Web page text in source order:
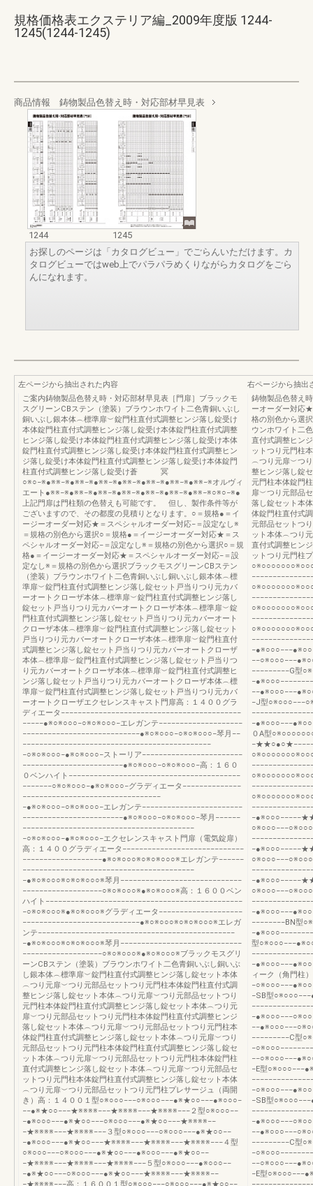
規格価格表エクステリア編_2009年度版 1244-
1245(1244-1245)
商品情報 鋳物製品色替え時・対応部材早見表
1244
1245
お探しのページは「カタログビュー」でごらんいただけます。カ
タログビューではweb上でパラパラめくりながらカタログをごら
んになれます。
左ページから抽出された内容
ご案内鋳物製品色替え時・対応部材早見表［門扉］ブラックモ
スグリーンCBステン（塗装）ブラウンホワイト二色青銅いぶし
銅いぶし銀本体︵標準扉︶錠門柱直付式調整ヒンジ落し錠受け
本体錠門柱直付式調整ヒンジ落し錠受け本体錠門柱直付式調整
ヒンジ落し錠受け本体錠門柱直付式調整ヒンジ落し錠受け本体
錠門柱直付式調整ヒンジ落し錠受け本体錠門柱直付式調整ヒン
ジ落し錠受け本体錠門柱直付式調整ヒンジ落し錠受け本体錠門
柱直付式調整ヒンジ落し錠受け蒼 冥
○※○−※●※※−※●※※−※●※※−※●※※−※●※※−※●※※−※●※※−※オルヴィ
エート●※※−※●※※−※●※※−※●※※−※●※※−※●※※−※●※※−※○※○−※●
上記門扉は門柱類の色替えも可能です。 但し、製作条件等が
ございますので、その都度の見積りとなります。○＝規格●＝イ
ージーオーダー対応★＝スペシャルオーダー対応−＝設定なし※
＝規格の別色から選択○＝規格●＝イージーオーダー対応★＝ス
ペシャルオーダー対応−＝設定なし※＝規格の別色から選択○＝規
格●＝イージーオーダー対応★＝スペシャルオーダー対応−＝設
定なし※＝規格の別色から選択ブラックモスグリーンCBステン
（塗装）ブラウンホワイト二色青銅いぶし銅いぶし銀本体︵標
準扉︶錠門柱直付式調整ヒンジ落し錠セット戸当りつり元カバ
ーオートクローザ本体︵標準扉︶錠門柱直付式調整ヒンジ落し
錠セット戸当りつり元カバーオートクローザ本体︵標準扉︶錠
門柱直付式調整ヒンジ落し錠セット戸当りつり元カバーオート
クローザ本体︵標準扉︶錠門柱直付式調整ヒンジ落し錠セット
戸当りつり元カバーオートクローザ本体︵標準扉︶錠門柱直付
式調整ヒンジ落し錠セット戸当りつり元カバーオートクローザ
本体︵標準扉︶錠門柱直付式調整ヒンジ落し錠セット戸当りつ
り元カバーオートクローザ本体︵標準扉︶錠門柱直付式調整ヒ
ンジ落し錠セット戸当りつり元カバーオートクローザ本体︵標
準扉︶錠門柱直付式調整ヒンジ落し錠セット戸当りつり元カバ
ーオートクローザエクセレンスキャスト門扉高：１４００グラ
ディエータ−−−−−−−−−−−−−−−−−−−−−−−−−−−−−−−−−−−−−−−−−−−
−−−−−●※○※○○○−○※○※○○○−エレガンテ−−−−−−−−−−−−−−−−−−−−
−−−−−−−−−−−−−−−−−−−−−−−−−−−−●※○※○○○−○※○※○○○−琴月−−
−−−−−−−−−−−−−−−−−−−−−−−−−−−−−−−−−−−−−−−−−−−−−
−○※○※○○○−●※○※○○○−ストーリア−−−−−−−−−−−−−−−−−−−−−−−−
−−−−−−−−−−−−−−−−−−−−−−−−●※○※○○○−○※○※○○○−高：１６０
０ベンハイト−−−−−−−−−−−−−−−−−−−−−−−−−−−−−−−−−−−−−−−−−
−−−−−−−○※○※○○○−●※○※○○○−グラディエータ−−−−−−−−−−−−−−
−−−−−−−−−−−−−−−−−−−−−−−−−−−−−−−−−
−●※○※○○○−○※○※○○○−エレガンテ−−−−−−−−−−−−−−−−−−−−−−−−
−−−−−−−−−−−−−−−−−−−−−−−−●※○※○○○−○※○※○○○−琴月−−−−−−
−−−−−−−−−−−−−−−−−−−−−−−−−−−−−−−−−−−−−−−−−
−○※○※○○○−●※○※○○○−エクセレンスキャスト門扉（電気錠扉）
高：１４００グラディエータ−−−−−−−−−−−−−−−−−−−−−−−−−−−−−
−−−−−−−−−−−−−−−−−−−●※○※○○○※○※○※○○○※エレガンテ−−−−−−
−−−−−−−−−−−−−−−−−−−−−−−−−−−−−−−−−−−−−−−−−
−●※○※○○○※○※○※○○○※琴月−−−−−−−−−−−−−−−−−−−−−−−−−−−−−
−−−−−−−−−−−−−−−−−−−○※○※○○○※●※○※○○○※高：１６００ベン
ハイト−−−−−−−−−−−−−−−−−−−−−−−−−−−−−−−−−−−−−−−−−−−−−−−
−○※○※○○○※●※○※○○○※グラディエータ−−−−−−−−−−−−−−−−−−−−
−−−−−−−−−−−−−−−−−−−−−−−−−−−−●※○※○○○※○※○※○○○※エレガ
ンテ−−−−−−−−−−−−−−−−−−−−−−−−−−−−−−−−−−−−−−−−−−−−−−−
−●※○※○○○※○※○※○○○※琴月−−−−−−−−−−−−−−−−−−−−−−−−−−−−−
−−−−−−−−−−−−−−−−−−−○※○※○○○※●※○※○○○※ブラックモスグリ
ーンCBステン（塗装）ブラウンホワイト二色青銅いぶし銅いぶ
し銀本体︵標準扉︶錠門柱直付式調整ヒンジ落し錠セット本体
︵つり元扉︶つり元部品セットつり元門柱本体錠門柱直付式調
整ヒンジ落し錠セット本体︵つり元扉︶つり元部品セットつり
元門柱本体錠門柱直付式調整ヒンジ落し錠セット本体︵つり元
扉︶つり元部品セットつり元門柱本体錠門柱直付式調整ヒンジ
落し錠セット本体︵つり元扉︶つり元部品セットつり元門柱本
体錠門柱直付式調整ヒンジ落し錠セット本体︵つり元扉︶つり
元部品セットつり元門柱本体錠門柱直付式調整ヒンジ落し錠セ
ット本体︵つり元扉︶つり元部品セットつり元門柱本体錠門柱
直付式調整ヒンジ落し錠セット本体︵つり元扉︶つり元部品セ
ットつり元門柱本体錠門柱直付式調整ヒンジ落し錠セット本体
︵つり元扉︶つり元部品セットつり元門柱プレサージュ（両開
き）高：１４００１型○※○○○−−−○※○○○−−−●※★○○−−−●※○○○−
−−●※★○○−−−★※※※※−−−★※※※※−−−★※※※※−−−２型○※○○○−−
−●※○○○−−−●※★○○−−−○※○○○−−−●※★○○−−−★※※※※−−
−★※※※※−−−★※※※※−−−３型○※○○○−−−○※○○○−−−●※★○○−−
−●※○○○−−−●※★○○−−−★※※※※−−−★※※※※−−−★※※※※−−−４型
○※○○○−−−○※○○○−−−●※★○○−−−●※○○○−−−●※★○○−−
−★※※※※−−−★※※※※−−−★※※※※−−−５型○※○○○−−−●※○○○−−
−●※★○○−−−○※○○○−−−●※★○○−−−★※※※※−−−★※※※※−−
−★※※※※−−−高：１６００１型○※○○○−−−○※○○○−−−●※★○○−−
右ページから抽出
鋳物製品色替え
ーオーダー対応
格の別色から選
ウンホワイト二
直付式調整ヒン
ットつり元門柱
︵つり元扉︶つ
整ヒンジ落し錠
元門柱本体錠門
扉︶つり元部品
落し錠セット本
体錠門柱直付式
元部品セットつ
ット本体︵つり
直付式調整ヒン
ットつり元門柱
−−−−−−−−−G型
−J型
０A型
−−−−−−−−BN型
型
ィーク（角門柱
−SB型
−−−−−−−−−C型
−E型
−SB型
−−−−−−−−−C型
−E型